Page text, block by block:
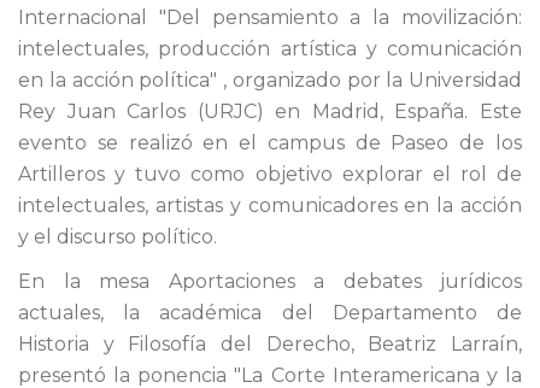
Internacional "Del pensamiento a la movilización:
intelectuales, producción artística y comunicación
en la acción política" , organizado por la Universidad
Rey Juan Carlos (URJC) en Madrid, España. Este
evento se realizó en el campus de Paseo de los
Artilleros y tuvo como objetivo explorar el rol de
intelectuales, artistas y comunicadores en la acción
y el discurso político.
En la mesa Aportaciones a debates jurídicos
actuales, la académica del Departamento de
Historia y Filosofía del Derecho, Beatriz Larraín,
presentó la ponencia "La Corte Interamericana y la